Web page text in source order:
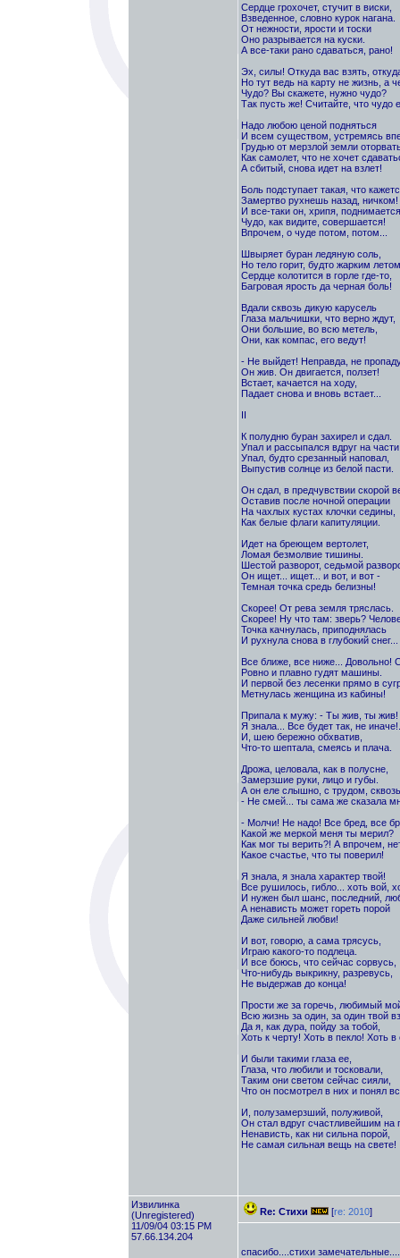
Сердце грохочет, стучит в виски,
Взведенное, словно курок нагана.
От нежности, ярости и тоски
Оно разрывается на куски.
А все-таки рано сдаваться, рано!
Эх, силы! Откуда вас взять,
Но тут ведь на карту не жизнь, а
Чудо? Вы скажете, нужно чудо?
Так пусть же! Считайте, что чудо
Надо любою ценой подняться
И всем существом, устремясь
Грудью от мерзлой земли
Как самолет, что не хочет
А сбитый, снова идет на взлет!
Боль подступает такая, что
Замертво рухнешь назад, ничком!
И все-таки он, хрипя,
Чудо, как видите, совершается!
Впрочем, о чуде потом, потом...
Швыряет буран ледяную соль,
Но тело горит, будто жарким
Сердце колотится в горле где-то,
Багровая ярость да черная боль!
Вдали сквозь дикую карусель
Глаза мальчишки, что верно ждут,
Они большие, во всю метель,
Они, как компас, его ведут!
- Не выйдет! Неправда, не
Он жив. Он двигается, ползет!
Встает, качается на ходу,
Падает снова и вновь встает...
II
К полудню буран захирел и сдал.
Упал и рассыпался вдруг на
Упал, будто срезанный наповал,
Выпустив солнце из белой пасти.
Он сдал, в предчувствии скорой
Оставив после ночной операции
На чахлых кустах клочки седины,
Как белые флаги капитуляции.
Идет на бреющем вертолет,
Ломая безмолвие тишины.
Шестой разворот, седьмой
Он ищет... ищет... и вот, и вот -
Темная точка средь белизны!
Скорее! От рева земля тряслась.
Скорее! Ну что там: зверь?
Точка качнулась, приподнялась
И рухнула снова в глубокий снег...
Все ближе, все ниже... Довольно!
Ровно и плавно гудят машины.
И первой без лесенки прямо в
Метнулась женщина из кабины!
Припала к мужу: - Ты жив, ты жив!
Я знала... Все будет так, не
И, шею бережно обхватив,
Что-то шептала, смеясь и плача.
Дрожа, целовала, как в полусне,
Замерзшие руки, лицо и губы.
А он еле слышно, с трудом,
- Не смей... ты сама же сказала
- Молчи! Не надо! Все бред, все
Какой же меркой меня ты мерил?
Как мог ты верить?! А впрочем,
Какое счастье, что ты поверил!
Я знала, я знала характер твой!
Все рушилось, гибло... хоть вой,
И нужен был шанс, последний,
А ненависть может гореть порой
Даже сильней любви!
И вот, говорю, а сама трясусь,
Играю какого-то подлеца.
И все боюсь, что сейчас сорвусь,
Что-нибудь выкрикну, разревусь,
Не выдержав до конца!
Прости же за горечь, любимый
Всю жизнь за один, за один твой
Да я, как дура, пойду за тобой,
Хоть к черту! Хоть в пекло! Хоть
И были такими глаза ее,
Глаза, что любили и тосковали,
Таким они светом сейчас сияли,
Что он посмотрел в них и понял
И, полузамерзший, полуживой,
Он стал вдруг счастливейшим на
Ненависть, как ни сильна порой,
Не самая сильная вещь на свете!
Извилинка
(Unregistered)
11/09/04 03:15 PM
57.66.134.204
Re: Стихи [re: 2010]
спасибо....стихи